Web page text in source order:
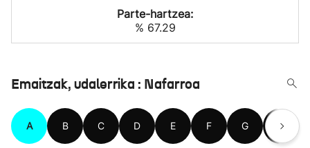
Parte-hartzea:
% 67.29
Emaitzak, udalerrika : Nafarroa
A B C D E F G H